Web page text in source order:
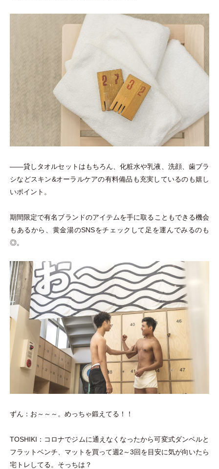
――貸しタオルセットはもちろん、化粧水や乳液、洗顔、歯ブラ
シなどスキン&オーラルケアの有料備品も充実しているのも嬉し
いポイント。
期間限定で有名ブランドのアイテムを手に取ることもできる機会
もあるから、黄金湯のSNSをチェックして足を運んでみるのも
◎。
ずん：お～～～。めっちゃ鍛えてる！！
TOSHIKI：コロナでジムに通えなくなったから可変式ダンベルと
フラットベンチ、マットを買って週2～3回を目安に気が向いたら
宅トレしてる。そっちは？